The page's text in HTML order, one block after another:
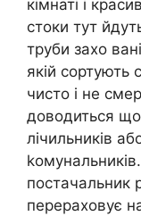
кімнаті і
стоки тут
труби захо
якій сортують
чисто і не
доводиться
лічильників
постачальник
перераховує